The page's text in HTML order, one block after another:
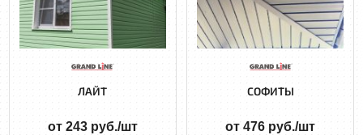
ЛАЙТ
от 243 руб./шт
СОФИТЫ
от 476 руб./шт